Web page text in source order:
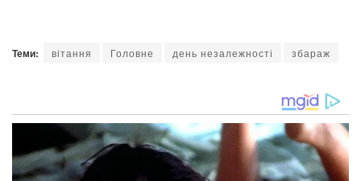
Теми: вітання Головне день незалежності збараж